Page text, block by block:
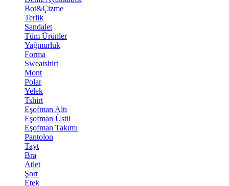
Bot&Çizme
Terlik
Sandalet
Tüm Ürünler
Yağmurluk
Forma
Sweatshirt
Mont
Polar
Yelek
Tshirt
Eşofman Altı
Eşofman Üstü
Eşofman Takımı
Pantolon
Tayt
Bra
Atlet
Şort
Etek